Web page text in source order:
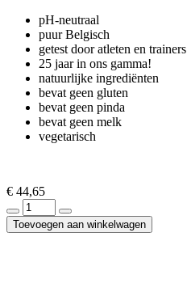
pH-neutraal
puur Belgisch
getest door atleten en trainers
25 jaar in ons gamma!
natuurlijke ingrediënten
bevat geen gluten
bevat geen pinda
bevat geen melk
vegetarisch
€ 44,65
Toevoegen aan winkelwagen